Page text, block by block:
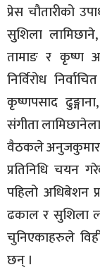
प्रेस चौतारीको
सुुशिला
तामाङ र कृष्ण
निर्विरोध
कृष्णपसाद
संगीता
वैठकले अनुजकुमार
प्रतिनिधि चयन
पहिलो अधिबेशन
ढकाल र सुशिला
चुनिएकाहरुले
छन् ।